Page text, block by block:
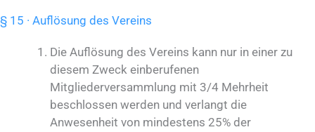
§ 15 · Auflösung des Vereins
Die Auflösung des Vereins kann nur in einer zu
diesem Zweck einberufenen
Mitgliederversammlung mit 3/4 Mehrheit
beschlossen werden und verlangt die
Anwesenheit von mindestens 25% der